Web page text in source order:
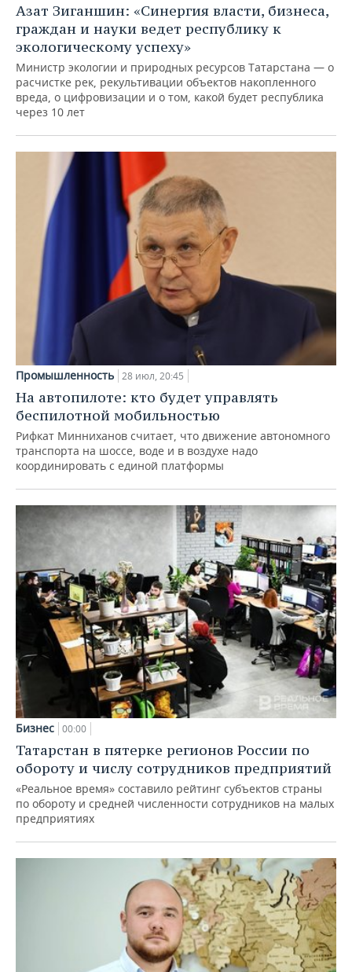
Азат Зиганшин: «Синергия власти, бизнеса,
граждан и науки ведет республику к
экологическому успеху»
Министр экологии и природных ресурсов Татарстана — о
расчистке рек, рекультивации объектов накопленного
вреда, о цифровизации и о том, какой будет республика
через 10 лет
Промышленность 28 июл, 20:45
На автопилоте: кто будет управлять
беспилотной мобильностью
Рифкат Минниханов считает, что движение автономного
транспорта на шоссе, воде и в воздухе надо
координировать с единой платформы
Бизнес 00:00
Татарстан в пятерке регионов России по
обороту и числу сотрудников предприятий
«Реальное время» составило рейтинг субъектов страны
по обороту и средней численности сотрудников на малых
предприятиях